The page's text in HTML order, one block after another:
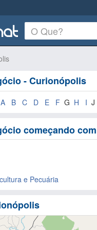
- Curionópolis
A B C D E F G H I
começando
e Pecuária